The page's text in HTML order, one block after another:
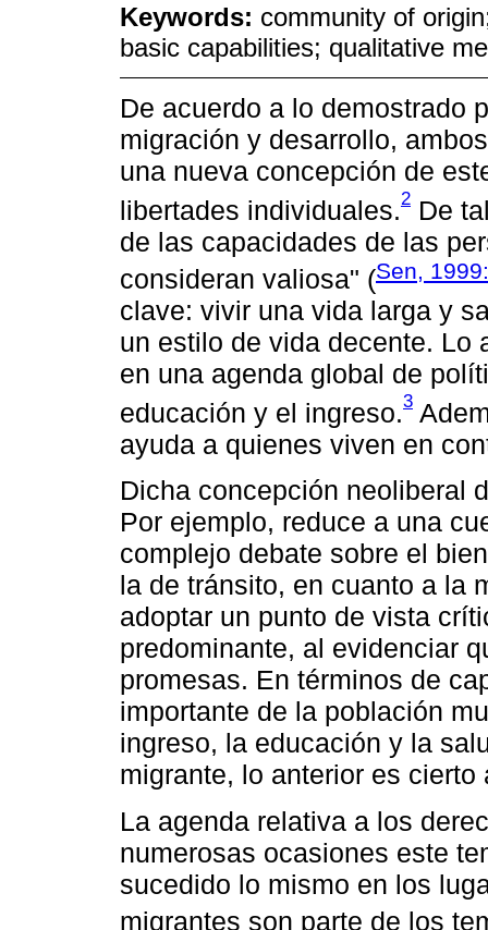
Keywords: community of
basic capabilities; qualitative
De acuerdo a lo demostrado
migración y desarrollo,
una nueva concepción de
libertades individuales.2 De
de las capacidades de las
consideran valiosa" (Sen,
clave: vivir una vida larga y
un estilo de vida decente. Lo
en una agenda global de
educación y el ingreso.3
ayuda a quienes viven en
Dicha concepción neoliberal
Por ejemplo, reduce a una
complejo debate sobre el
la de tránsito, en cuanto a la
adoptar un punto de vista
predominante, al evidenciar
promesas. En términos de
importante de la población
ingreso, la educación y la
migrante, lo anterior es
La agenda relativa a los
numerosas ocasiones este
sucedido lo mismo en los
migrantes son parte de los